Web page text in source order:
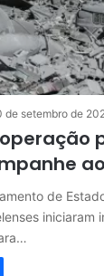
de setembro de
de
iniciaram